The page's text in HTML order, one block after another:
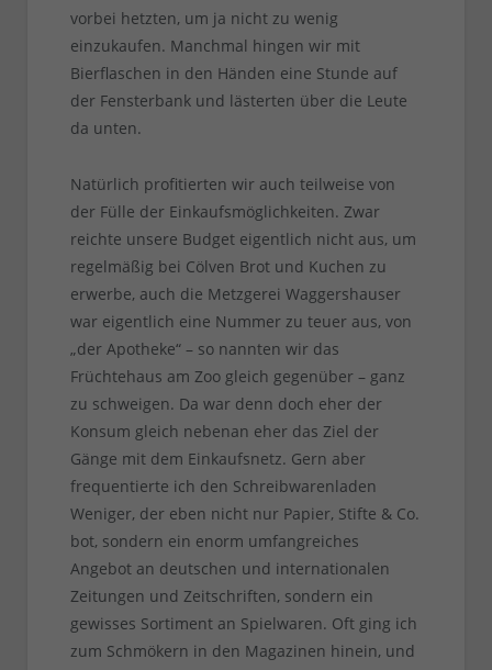
vorbei hetzten, um ja nicht zu wenig
einzukaufen. Manchmal hingen wir mit
Bierflaschen in den Händen eine Stunde auf
der Fensterbank und lästerten über die Leute
da unten.
Natürlich profitierten wir auch teilweise von
der Fülle der Einkaufsmöglichkeiten. Zwar
reichte unsere Budget eigentlich nicht aus, um
regelmäßig bei Cölven Brot und Kuchen zu
erwerbe, auch die Metzgerei Waggershauser
war eigentlich eine Nummer zu teuer aus, von
„der Apotheke“ – so nannten wir das
Früchtehaus am Zoo gleich gegenüber – ganz
zu schweigen. Da war denn doch eher der
Konsum gleich nebenan eher das Ziel der
Gänge mit dem Einkaufsnetz. Gern aber
frequentierte ich den Schreibwarenladen
Weniger, der eben nicht nur Papier, Stifte & Co.
bot, sondern ein enorm umfangreiches
Angebot an deutschen und internationalen
Zeitungen und Zeitschriften, sondern ein
gewisses Sortiment an Spielwaren. Oft ging ich
zum Schmökern in den Magazinen hinein, und